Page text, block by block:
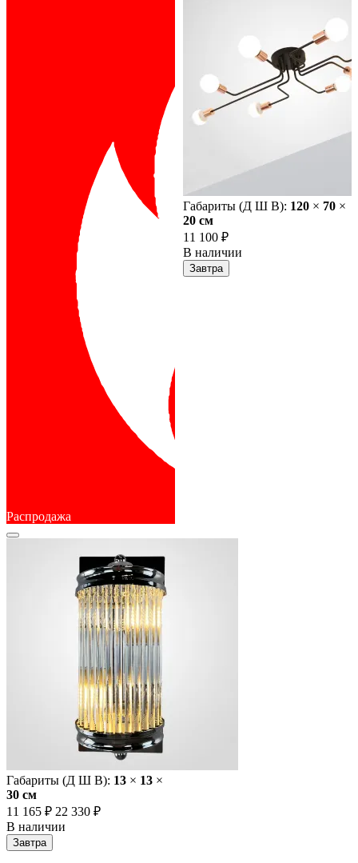
Распродажа
Габариты (Д Ш В): 13 × 13 ×
30 cм
11 165 ₽ 22 330 ₽
В наличии
Завтра
Габариты (Д Ш В): 120 × 70 ×
20 cм
11 100 ₽
В наличии
Завтра